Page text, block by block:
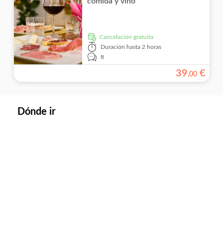
cancelación gratuita
Duración hasta 2 horas
It
39,00 €
Dónde ir